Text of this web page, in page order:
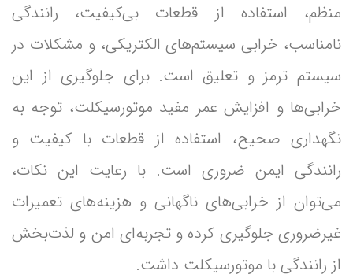
منظم، استفاده از قطعات بی‌کیفیت، رانندگی
نامناسب، خرابی سیستم‌های الکتریکی، و مشکلات در
سیستم ترمز و تعلیق است. برای جلوگیری از این
خرابی‌ها و افزایش عمر مفید موتورسیکلت، توجه به
نگهداری صحیح، استفاده از قطعات با کیفیت و
رانندگی ایمن ضروری است. با رعایت این نکات،
می‌توان از خرابی‌های ناگهانی و هزینه‌های تعمیرات
غیرضروری جلوگیری کرده و تجربه‌ای امن و لذت‌بخش
از رانندگی با موتورسیکلت داشت.